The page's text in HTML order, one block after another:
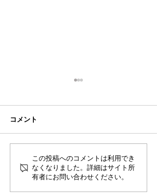
smokebooksコラム（20
時間目）
コメント
この投稿へのコメントは利用でき
なくなりました。詳細はサイト所
有者にお問い合わせください。